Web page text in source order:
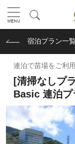
宿泊プラン一
連泊で苗場をご利
[清掃なしプ
Basic 連泊プ